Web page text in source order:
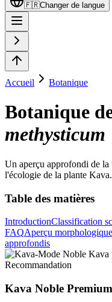
🇫🇷Changer de langue
Accueil Botanique
Botanique
methysticum
Un aperçu approfondi de
l'écologie de la plante Kava.
Table des matières
IntroductionClassification
FAQAperçu morphologique
approfondis
Recommandation
Kava Noble Premium